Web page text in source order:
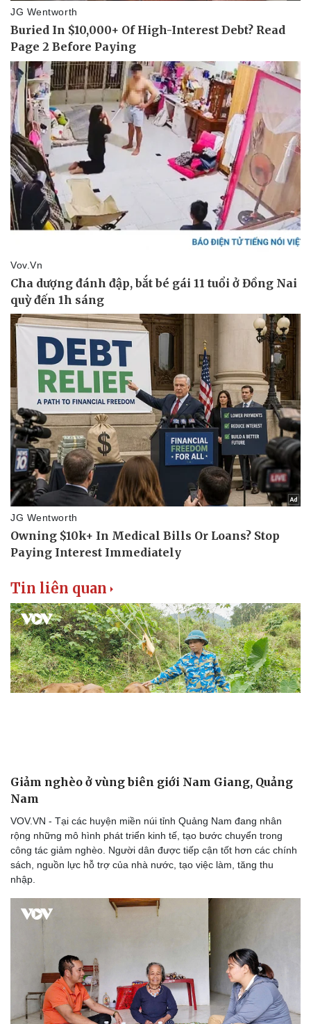
Du lịch
Tư vấn
Săn Tour
check-in
Podcast
Câu chuyện thời sự
Đọc truyện đêm khuya
Cửa sổ tình yêu
Kể chuyện cho bé
Hạt giống tâm hồn
Tin liên quan
Giảm nghèo ở vùng biên giới Nam Giang, Quảng
Nam
VOV.VN - Tại các huyện miền núi tỉnh Quảng Nam đang nhân
rộng những mô hình phát triển kinh tế, tạo bước chuyển trong
công tác giảm nghèo. Người dân được tiếp cận tốt hơn các chính
sách, nguồn lực hỗ trợ của nhà nước, tạo việc làm, tăng thu
nhập.